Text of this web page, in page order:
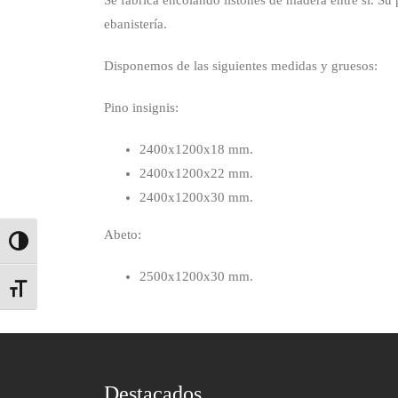
Alternar alto contraste
Alternar tamaño de letra
ebanistería.
Disponemos de las siguientes medidas y gruesos:
Pino insignis:
2400x1200x18 mm.
2400x1200x22 mm.
2400x1200x30 mm.
Abeto:
2500x1200x30 mm.